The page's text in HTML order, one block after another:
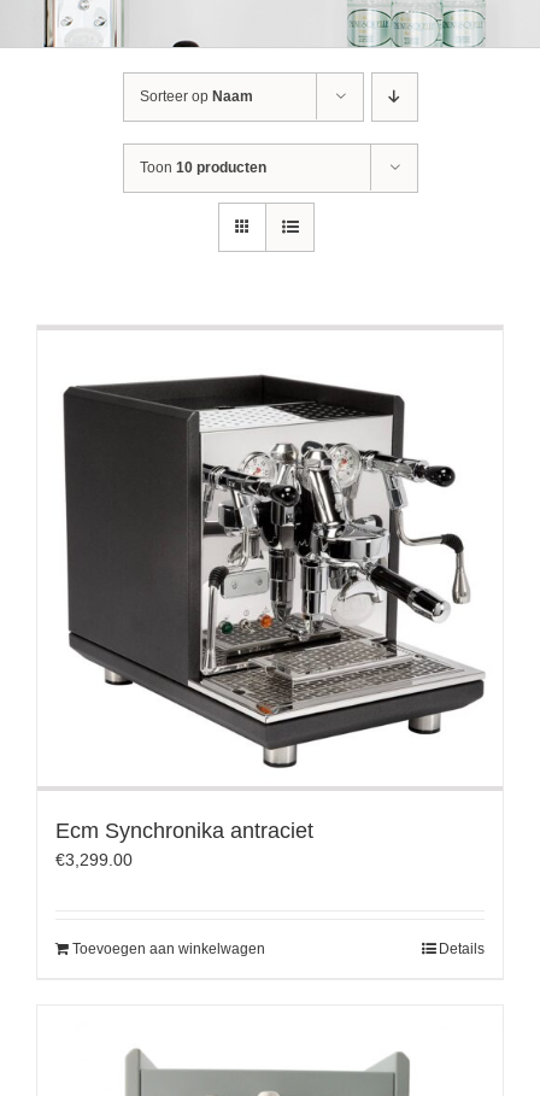
Sorteer op Naam
Toon 10 producten
Ecm Synchronika antraciet
€3,299.00
Toevoegen aan winkelwagen Details